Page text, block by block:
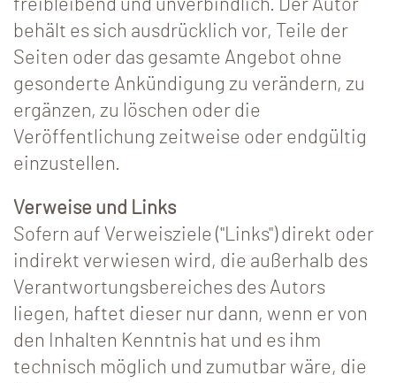
freibleibend und unverbindlich. Der Autor
behält es sich ausdrücklich vor, Teile der
Seiten oder das gesamte Angebot ohne
gesonderte Ankündigung zu verändern, zu
ergänzen, zu löschen oder die
Veröffentlichung zeitweise oder endgültig
einzustellen.
Verweise und Links
Sofern auf Verweisziele ("Links") direkt oder
indirekt verwiesen wird, die außerhalb des
Verantwortungsbereiches des Autors
liegen, haftet dieser nur dann, wenn er von
den Inhalten Kenntnis hat und es ihm
technisch möglich und zumutbar wäre, die